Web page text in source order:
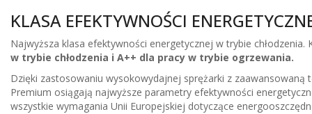
KLASA EFEKTYWNOŚCI
Najwyższa klasa efektywności energetycznej w trybie
w trybie chłodzenia i A++ dla pracy w trybie ogrzewania.
Dzięki zastosowaniu wysokowydajnej sprężarki z
Premium osiągają najwyższe parametry efektywności
wszystkie wymagania Unii Europejskiej dotyczące